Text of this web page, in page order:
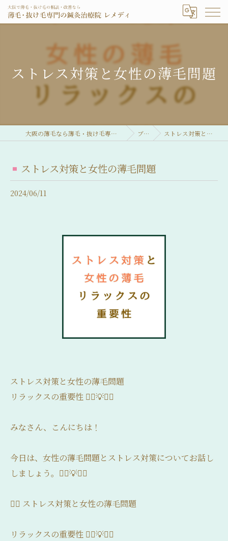
ストレス対策と女性の薄毛問題
大阪の薄毛なら薄毛・抜け毛専門の鍼灸治療院 レメディ ブログ ストレス対策と女性の薄毛問題
ストレス対策と女性の薄毛問題
2024/06/11
ストレス対策と女性の薄毛問題
リラックスの重要性 💆‍♀️💡💇‍♀️
みなさん、こんにちは！
今日は、女性の薄毛問題とストレス対策についてお話し
しましょう。💆‍♀️💡💇‍♀️
💇‍♀️ ストレス対策と女性の薄毛問題
リラックスの重要性 💆‍♀️💡💇‍♀️